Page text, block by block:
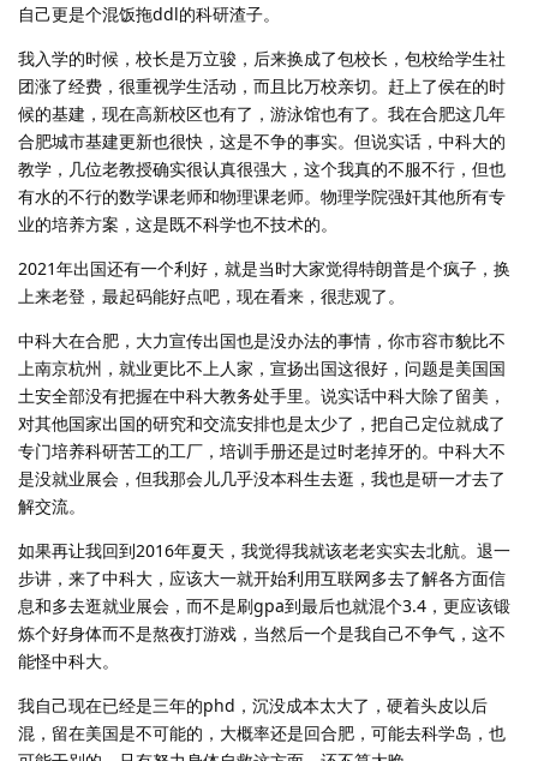
自己更是个混饭拖ddl的科研渣子。
我入学的时候，校长是万立骏，后来换成了包校长，包校给学生社
团涨了经费，很重视学生活动，而且比万校亲切。赶上了侯在的时
候的基建，现在高新校区也有了，游泳馆也有了。我在合肥这几年
合肥城市基建更新也很快，这是不争的事实。但说实话，中科大的
教学，几位老教授确实很认真很强大，这个我真的不服不行，但也
有水的不行的数学课老师和物理课老师。物理学院强奸其他所有专
业的培养方案，这是既不科学也不技术的。
2021年出国还有一个利好，就是当时大家觉得特朗普是个疯子，换
上来老登，最起码能好点吧，现在看来，很悲观了。
中科大在合肥，大力宣传出国也是没办法的事情，你市容市貌比不
上南京杭州，就业更比不上人家，宣扬出国这很好，问题是美国国
土安全部没有把握在中科大教务处手里。说实话中科大除了留美，
对其他国家出国的研究和交流安排也是太少了，把自己定位就成了
专门培养科研苦工的工厂，培训手册还是过时老掉牙的。中科大不
是没就业展会，但我那会儿几乎没本科生去逛，我也是研一才去了
解交流。
如果再让我回到2016年夏天，我觉得我就该老老实实去北航。退一
步讲，来了中科大，应该大一就开始利用互联网多去了解各方面信
息和多去逛就业展会，而不是刷gpa到最后也就混个3.4，更应该锻
炼个好身体而不是熬夜打游戏，当然后一个是我自己不争气，这不
能怪中科大。
我自己现在已经是三年的phd，沉没成本太大了，硬着头皮以后
混，留在美国是不可能的，大概率还是回合肥，可能去科学岛，也